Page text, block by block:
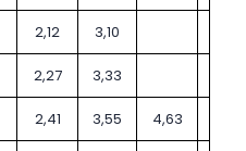
2,12 3,10
2,27 3,33
2,41 3,55 4,63